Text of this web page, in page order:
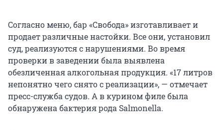
Согласно меню, бар «Свобода» изготавливает и
продает различные настойки. Все они, установил
суд, реализуются с нарушениями. Во время
проверки в заведении была выявлена
обезличенная алкогольная продукция. «17 литров
непонятно чего снято с реализации», — отмечает
пресс-служба судов. А в курином филе была
обнаружена бактерия рода Salmonella.